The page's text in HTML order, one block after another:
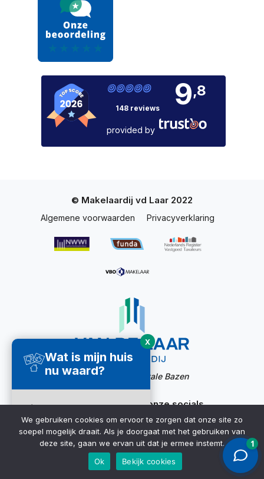
Wat is mijn huis
nu waard?
Direct een
waardecheck
ontvangen ➜
X
148 reviews 9,8
provided by
© Makelaardij vd Laar 2022
Algemene voorwaarden Privacyverklaring
Website door: Digitale Bazen
Ook bereikbaar via onze socials
We gebruiken cookies om ervoor te zorgen dat onze site zo
soepel mogelijk draait. Als je doorgaat met het gebruiken van
deze site, gaan we ervan uit dat je ermee instemt.
Ok
Bekijk cookies